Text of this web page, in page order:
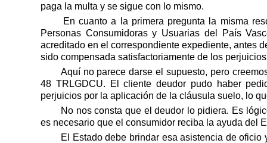
paga la multa y se sigue con lo mismo.
En cuanto a la primera pregunta la misma
Personas Consumidoras y Usuarias del País
acreditado en el correspondiente expediente, antes
sido compensada satisfactoriamente de los
Aquí no parece darse el supuesto, pero
48 TRLGDCU. El cliente deudor pudo haber
perjuicios por la aplicación de la cláusula suelo, lo
No nos consta que el deudor lo pidiera. Es
es necesario que el consumidor reciba la ayuda del
El Estado debe brindar esa asistencia de